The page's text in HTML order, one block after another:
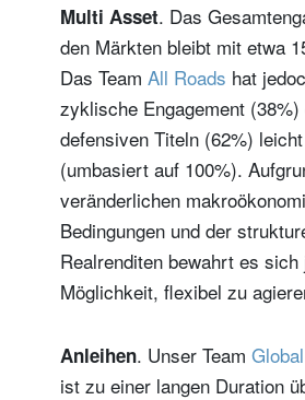
Multi Asset. Das
den Märkten bleibt mit etwa
Das Team All Roads hat
zyklische Engagement (38%)
defensiven Titeln (62%)
(umbasiert auf 100%).
veränderlichen
Bedingungen und der
Realrenditen bewahrt es sich
Möglichkeit, flexibel zu
Anleihen. Unser Team
ist zu einer langen Duration